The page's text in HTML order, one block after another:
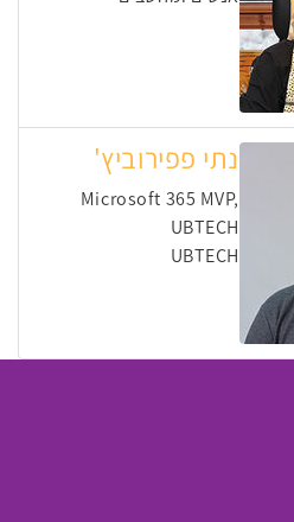
נתי פפירוביץ'
Microsoft 365 MVP,
UBTECH
UBTECH